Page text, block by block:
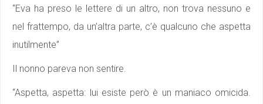
“Eva ha preso le lettere di un altro, non trova nessuno e
nel frattempo, da un’altra parte, c’è qualcuno che aspetta
inutilmente”
Il nonno pareva non sentire.
“Aspetta, aspetta: lui esiste però è un maniaco omicida.